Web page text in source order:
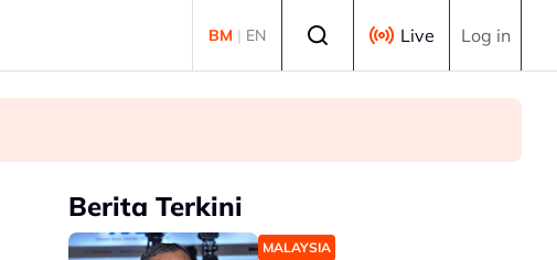
BM | EN Live Log in
Berita Terkini
MALAYSIA